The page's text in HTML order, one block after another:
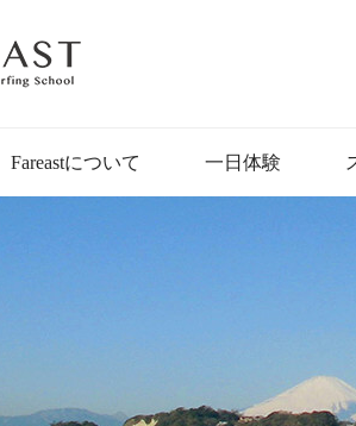
Fareastについて 一日体験